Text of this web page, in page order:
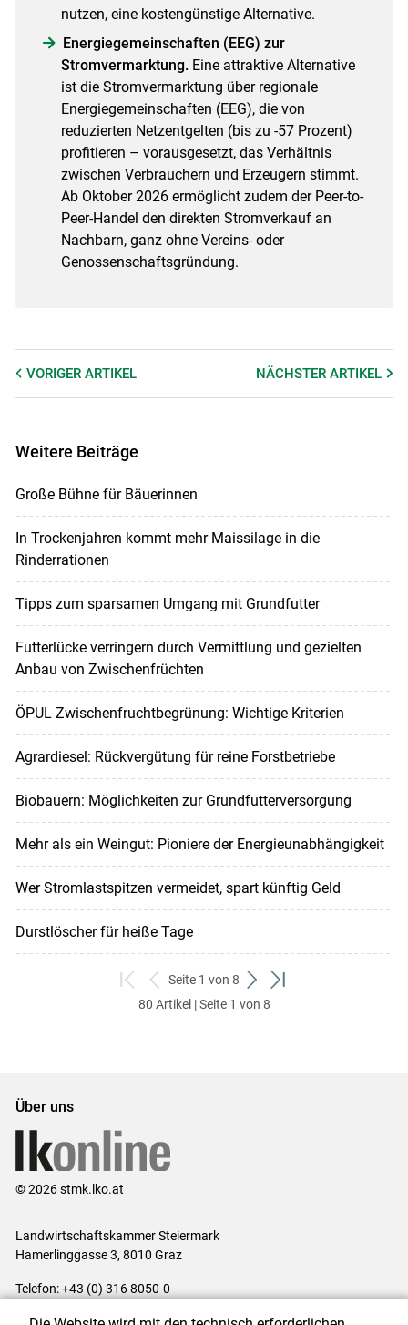
nutzen, eine kostengünstige Alternative.
Energiegemeinschaften (EEG) zur
Stromvermarktung. Eine attraktive Alternative
ist die Stromvermarktung über regionale
Energiegemeinschaften (EEG), die von
reduzierten Netzentgelten (bis zu -57 Prozent)
profitieren – vorausgesetzt, das Verhältnis
zwischen Verbrauchern und Erzeugern stimmt.
Ab Oktober 2026 ermöglicht zudem der Peer-to-
Peer-Handel den direkten Stromverkauf an
Nachbarn, ganz ohne Vereins- oder
Genossenschaftsgründung.
VORIGER ARTIKEL NÄCHSTERARTIKEL
Weitere Beiträge
Große Bühne für Bäuerinnen
In Trockenjahren kommt mehr Maissilage in die
Rinderrationen
Tipps zum sparsamen Umgang mit Grundfutter
Futterlücke verringern durch Vermittlung und gezielten
Anbau von Zwischenfrüchten
ÖPUL Zwischenfruchtbegrünung: Wichtige Kriterien
Agrardiesel: Rückvergütung für reine Forstbetriebe
Biobauern: Möglichkeiten zur Grundfutterversorgung
Mehr als ein Weingut: Pioniere der Energieunabhängigkeit
Wer Stromlastspitzen vermeidet, spart künftig Geld
Durstlöscher für heiße Tage
zum
ersten
zurück
zum
Seite 1 von 8
weiter
zum
zum
80 Artikel | Seite 1 von 8
Über uns
© 2026 stmk.lko.at
Landwirtschaftskammer Steiermark
Hamerlinggasse 3, 8010 Graz
Telefon: +43 (0) 316 8050-0